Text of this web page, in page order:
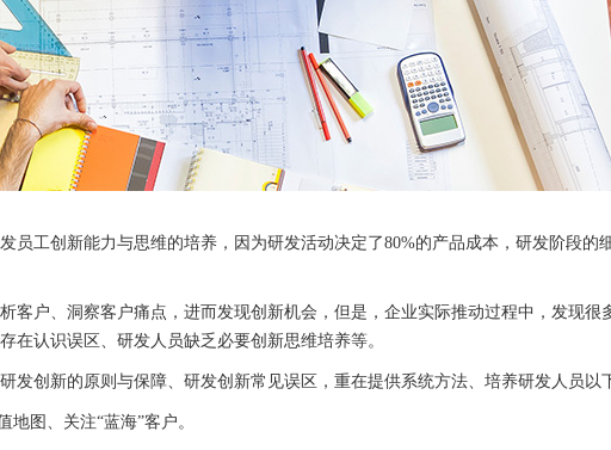
工创新能力与思维的培养，因为研发活动决定了80%的产品成本，研发阶段的
户、洞察客户痛点，进而发现创新机会，但是，企业实际推动过程中，发现很
认识误区、研发人员缺乏必要创新思维培养等。
新的原则与保障、研发创新常见误区，重在提供系统方法、培养研发人员以
图、关注“蓝海”客户。